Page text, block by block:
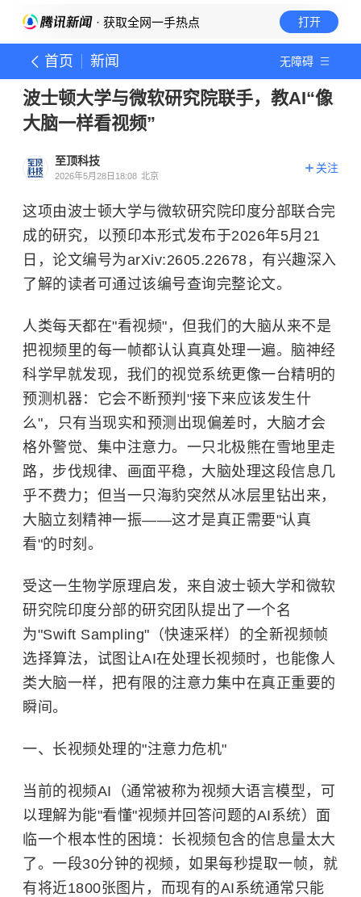
· 获取全网一手热点 打开
首页 新闻 无障碍
波士顿大学与微软研究院联手，教AI“像
大脑一样看视频”
至顶科技
2026年5月28日18:08 北京
关注
这项由波士顿大学与微软研究院印度分部联合完
成的研究，以预印本形式发布于2026年5月21
日，论文编号为arXiv:2605.22678，有兴趣深入
了解的读者可通过该编号查询完整论文。
人类每天都在"看视频"，但我们的大脑从来不是
把视频里的每一帧都认认真真处理一遍。脑神经
科学早就发现，我们的视觉系统更像一台精明的
预测机器：它会不断预判"接下来应该发生什
么"，只有当现实和预测出现偏差时，大脑才会
格外警觉、集中注意力。一只北极熊在雪地里走
路，步伐规律、画面平稳，大脑处理这段信息几
乎不费力；但当一只海豹突然从冰层里钻出来，
大脑立刻精神一振——这才是真正需要"认真
看"的时刻。
受这一生物学原理启发，来自波士顿大学和微软
研究院印度分部的研究团队提出了一个名
为"Swift Sampling"（快速采样）的全新视频帧
选择算法，试图让AI在处理长视频时，也能像人
类大脑一样，把有限的注意力集中在真正重要的
瞬间。
一、长视频处理的"注意力危机"
当前的视频AI（通常被称为视频大语言模型，可
以理解为能"看懂"视频并回答问题的AI系统）面
临一个根本性的困境：长视频包含的信息量太大
了。一段30分钟的视频，如果每秒提取一帧，就
有将近1800张图片，而现有的AI系统通常只能